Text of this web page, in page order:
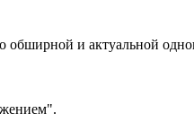
обширной и актуальной